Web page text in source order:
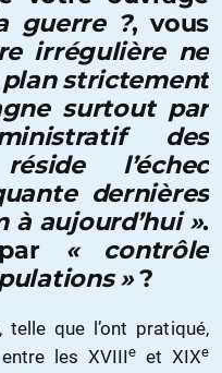
guerre ?, vous
irrégulière ne
plan strictement
surtout par
des
l’échec
dernières
à aujourd’hui ».
par « contrôle
»?
telle que l’ont pratiqué,
les XVIIIe et XIXe